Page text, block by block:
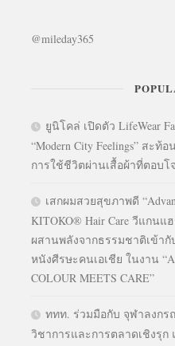
@mileday365
ยูนิโคล่ เปิดตัว LifeWear
“Modern City Feelings” สะ
การใช้ชีวิตผ่านเสื้อผ้าที่ตอบโ
เสกผมสวยสุขภาพดี
KITOKO® Hair Care วีแกน
ผสานพลังจากธรรมชาติเข้า
หนังศีรษะคนเอเชีย ในงาน
COLOUR MEETS CARE”
ททท. ร่วมมือกับ จุฬาลงก
วิชาการและการตลาดเชิงรุก